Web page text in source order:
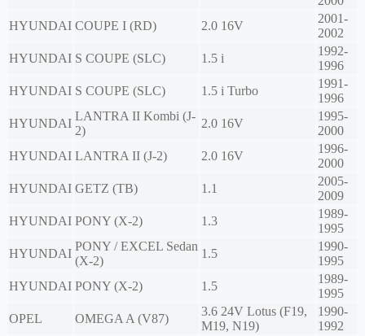
HYUNDAI COUPE I (RD) 2.0 16V
2001-
2002
HYUNDAI S COUPE (SLC) 1.5 i
1992-
1996
HYUNDAI S COUPE (SLC) 1.5 i Turbo
1991-
1996
HYUNDAI
LANTRA II Kombi (J-
2)
2.0 16V
1995-
2000
HYUNDAI LANTRA II (J-2) 2.0 16V
1996-
2000
HYUNDAI GETZ (TB) 1.1
2005-
2009
HYUNDAI PONY (X-2) 1.3
1989-
1995
HYUNDAI
PONY / EXCEL Sedan
(X-2)
1.5
1990-
1995
HYUNDAI PONY (X-2) 1.5
1989-
1995
OPEL
OMEGA A (V87)
3.6 24V Lotus (F19,
M19, N19)
1990-
1992